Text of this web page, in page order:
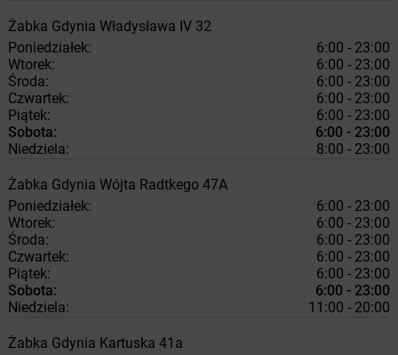
Żabka Gdynia Władysława IV 32
Poniedziałek:
6:00 - 23:00
Wtorek:
6:00 - 23:00
Środa:
6:00 - 23:00
Czwartek:
6:00 - 23:00
Piątek:
6:00 - 23:00
Sobota:
6:00 - 23:00
Niedziela:
8:00 - 23:00
Żabka Gdynia Wójta Radtkego 47A
Poniedziałek:
6:00 - 23:00
Wtorek:
6:00 - 23:00
Środa:
6:00 - 23:00
Czwartek:
6:00 - 23:00
Piątek:
6:00 - 23:00
Sobota:
6:00 - 23:00
Niedziela:
11:00 - 20:00
Żabka Gdynia Kartuska 41a